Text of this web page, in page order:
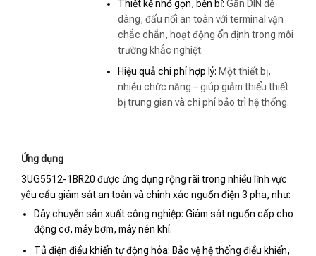
Thiết kế nhỏ gọn, bền bỉ: Gắn DIN dễ
dàng, đấu nối an toàn với terminal vặn
chắc chắn, hoạt động ổn định trong môi
trường khắc nghiệt.
Hiệu quả chi phí hợp lý: Một thiết bị,
nhiều chức năng – giúp giảm thiểu thiết
bị trung gian và chi phí bảo trì hệ thống.
Ứng dụng
3UG5512-1BR20 được ứng dụng rộng rãi trong nhiều lĩnh vực
yêu cầu giám sát an toàn và chính xác nguồn điện 3 pha, như:
Dây chuyền sản xuất công nghiệp: Giám sát nguồn cấp cho
động cơ, máy bơm, máy nén khí.
Tủ điện điều khiển tự động hóa: Bảo vệ hệ thống điều khiển,